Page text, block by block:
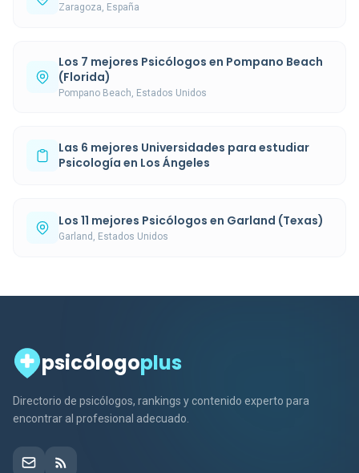
Zaragoza, España
Los 7 mejores Psicólogos en Pompano Beach
(Florida)
Pompano Beach, Estados Unidos
Las 6 mejores Universidades para estudiar
Psicología en Los Ángeles
Los 11 mejores Psicólogos en Garland (Texas)
Garland, Estados Unidos
psicólogoplus
Directorio de psicólogos, rankings y contenido experto para
encontrar al profesional adecuado.